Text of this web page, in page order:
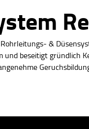
&
beseitigt gründlich